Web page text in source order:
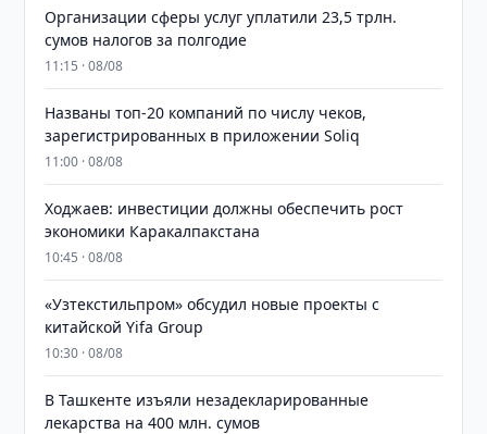
Организации сферы услуг уплатили 23,5 трлн.
сумов налогов за полгодие
11:15 · 08/08
Названы топ-20 компаний по числу чеков,
зарегистрированных в приложении Soliq
11:00 · 08/08
Ходжаев: инвестиции должны обеспечить рост
экономики Каракалпакстана
10:45 · 08/08
«Узтекстильпром» обсудил новые проекты с
китайской Yifa Group
10:30 · 08/08
​​​​​​​В Ташкенте изъяли незадекларированные
лекарства на 400 млн. сумов